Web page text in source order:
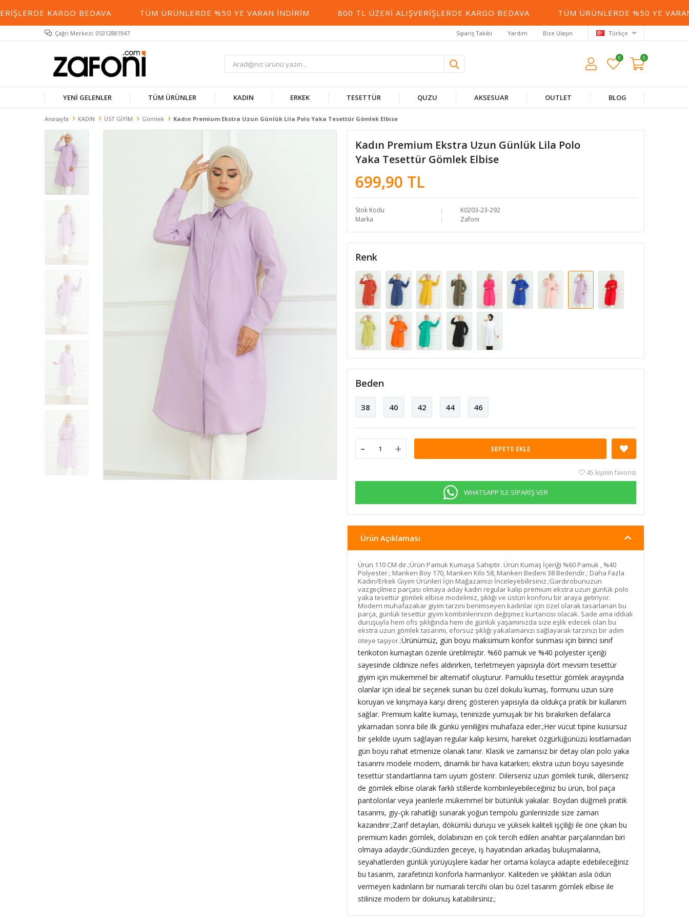
KARGO BEDAVA TÜM ÜRÜNLERDE %50 YE VARAN İNDIRIM 800 TL ÜZERI ALIŞVERIŞLERDE KARGO BEDAVA TÜM ÜRÜNLERDE %50 YE VARAN
Çağrı Merkezi: 05312881947 Sipariş Takibi Yardım Bize Ulaşın Türkçe
0 0
YENİ GELENLER TÜM ÜRÜNLER KADIN ERKEK TESETTÜR QUZU AKSESUAR OUTLET BLOG
Anasayfa KADIN ÜST GİYİM Gömlek Kadın Premium Ekstra Uzun Günlük Lila Polo Yaka Tesettür Gömlek Elbise
Kadın Premium Ekstra Uzun Günlük Lila Polo
Yaka Tesettür Gömlek Elbise
699,90 TL
Stok Kodu
K0203-23-292
Marka
Zafoni
Renk
Beden
38 40 42 44 46
- + SEPETE EKLE
45 kişinin favorisi
WHATSAPP İLE SİPARİŞ VER
Ürün Açıklaması
Ürün 110 CM dir.;Ürün Pamuk Kumaşa Sahiptir. Ürün Kumaş İçeriği %60 Pamuk , %40
Polyester.; Manken Boy 170, Manken Kilo 58, Manken Bedeni 38 Bedendir.; Daha Fazla
Kadın/Erkek Giyim Ürünleri İçin Mağazamızı İnceleyebilirsiniz.;Gardırobunuzun
vazgeçilmez parçası olmaya aday kadın regular kalıp premium ekstra uzun günlük polo
yaka tesettür gömlek elbise modelimiz, şıklığı ve üstün konforu bir araya getiriyor.
Modern muhafazakar giyim tarzını benimseyen kadınlar için özel olarak tasarlanan bu
parça, günlük tesettür giyim kombinlerinizin değişmez kurtarıcısı olacak. Sade ama iddialı
duruşuyla hem ofis şıklığında hem de günlük yaşamınızda size eşlik edecek olan bu
ekstra uzun gömlek tasarımı, eforsuz şıklığı yakalamanızı sağlayarak tarzınızı bir adım
öteye taşıyor.;Ürünümüz, gün boyu maksimum konfor sunması için birinci sınıf
terikoton kumaştan özenle üretilmiştir. %60 pamuk ve %40 polyester içeriği
sayesinde cildinize nefes aldırırken, terletmeyen yapısıyla dört mevsim tesettür
giyim için mükemmel bir alternatif oluşturur. Pamuklu tesettür gömlek arayışında
olanlar için ideal bir seçenek sunan bu özel dokulu kumaş, formunu uzun süre
koruyan ve kırışmaya karşı direnç gösteren yapısıyla da oldukça pratik bir kullanım
sağlar. Premium kalite kumaşı, teninizde yumuşak bir his bırakırken defalarca
yıkamadan sonra bile ilk günkü yeniliğini muhafaza eder.;Her vücut tipine kusursuz
bir şekilde uyum sağlayan regular kalıp kesimi, hareket özgürlüğünüzü kısıtlamadan
gün boyu rahat etmenize olanak tanır. Klasik ve zamansız bir detay olan polo yaka
tasarımı modele modern, dinamik bir hava katarken; ekstra uzun boyu sayesinde
tesettür standartlarına tam uyum gösterir. Dilerseniz uzun gömlek tunik, dilerseniz
de gömlek elbise olarak farklı stillerde kombinleyebileceğiniz bu ürün, bol paça
pantolonlar veya jeanlerle mükemmel bir bütünlük yakalar. Boydan düğmeli pratik
tasarımı, giy-çık rahatlığı sunarak yoğun tempolu günlerinizde size zaman
kazandırır.;Zarif detayları, dökümlü duruşu ve yüksek kaliteli işçiliği ile öne çıkan bu
premium kadın gömlek, dolabınızın en çok tercih edilen anahtar parçalarından biri
olmaya adaydır.;Gündüzden geceye, iş hayatından arkadaş buluşmalarına,
seyahatlerden günlük yürüyüşlere kadar her ortama kolayca adapte edebileceğiniz
bu tasarım, zarafetinizi konforla harmanlıyor. Kaliteden ve şıklıktan asla ödün
vermeyen kadınların bir numaralı tercihi olan bu özel tasarım gömlek elbise ile
stilinize modern bir dokunuş katabilirsiniz.;